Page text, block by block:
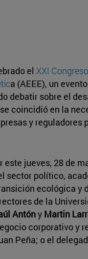
el XXI
a (AEEE), un
debatir sobre el
coincidió en la
y reguladores
jueves, 28 de
sector político,
ecológica y
de la
Antóny Martin
corporativo y
Peña; o el